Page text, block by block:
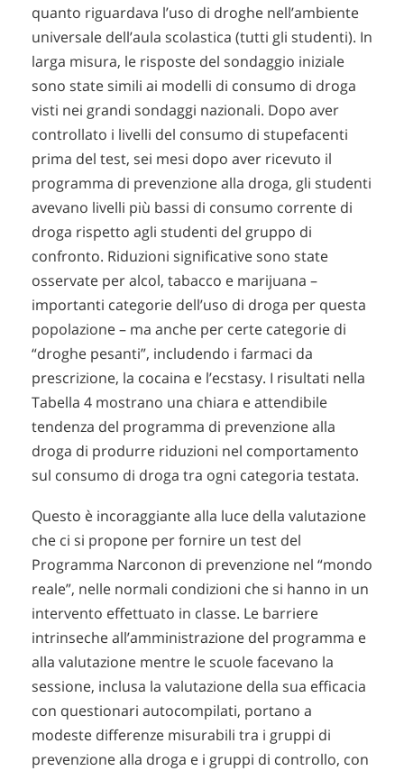
quanto riguardava l’uso di droghe nell’ambiente
universale dell’aula scolastica (tutti gli studenti). In
larga misura, le risposte del sondaggio iniziale
sono state simili ai modelli di consumo di droga
visti nei grandi sondaggi nazionali. Dopo aver
controllato i livelli del consumo di stupefacenti
prima del test, sei mesi dopo aver ricevuto il
programma di prevenzione alla droga, gli studenti
avevano livelli più bassi di consumo corrente di
droga rispetto agli studenti del gruppo di
confronto. Riduzioni significative sono state
osservate per alcol, tabacco e marijuana –
importanti categorie dell’uso di droga per questa
popolazione – ma anche per certe categorie di
“droghe pesanti”, includendo i farmaci da
prescrizione, la cocaina e l’ecstasy. I risultati nella
Tabella 4 mostrano una chiara e attendibile
tendenza del programma di prevenzione alla
droga di produrre riduzioni nel comportamento
sul consumo di droga tra ogni categoria testata.
Questo è incoraggiante alla luce della valutazione
che ci si propone per fornire un test del
Programma Narconon di prevenzione nel “mondo
reale”, nelle normali condizioni che si hanno in un
intervento effettuato in classe. Le barriere
intrinseche all’amministrazione del programma e
alla valutazione mentre le scuole facevano la
sessione, inclusa la valutazione della sua efficacia
con questionari autocompilati, portano a
modeste differenze misurabili tra i gruppi di
prevenzione alla droga e i gruppi di controllo, con